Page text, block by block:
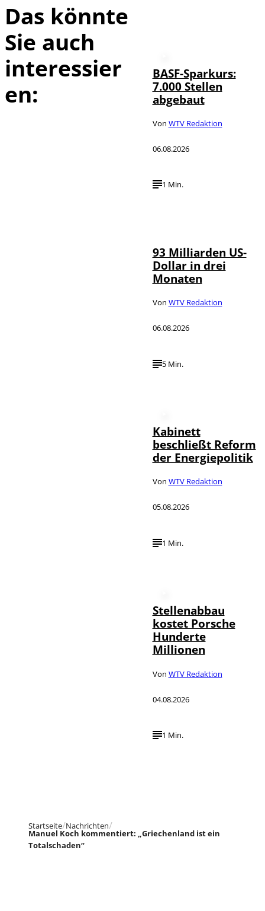
Das könnte
Sie auch
interessier
en:
BASF-Sparkurs:
7.000 Stellen
abgebaut
Von WTV Redaktion
06.08.2026
1 Min.
93 Milliarden US-
Dollar in drei
Monaten
Von WTV Redaktion
06.08.2026
5 Min.
Kabinett
beschließt Reform
der Energiepolitik
Von WTV Redaktion
05.08.2026
1 Min.
Stellenabbau
kostet Porsche
Hunderte
Millionen
Von WTV Redaktion
04.08.2026
1 Min.
Startseite Nachrichten
Manuel Koch kommentiert: „Griechenland ist ein
Totalschaden“